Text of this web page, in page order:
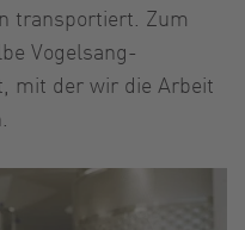
transportiert. Zum
Vogelsang-
mit der wir die Arbeit